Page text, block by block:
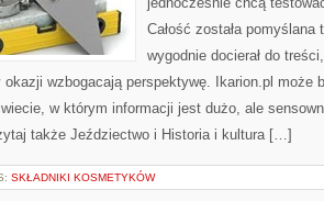
Całość została
wygodnie docierał do
wzbogacają perspektywę. Ikarion.pl może
w którym informacji jest dużo, ale
także Jeździectwo i Historia i kultura […]
SKŁADNIKI KOSMETYKÓW